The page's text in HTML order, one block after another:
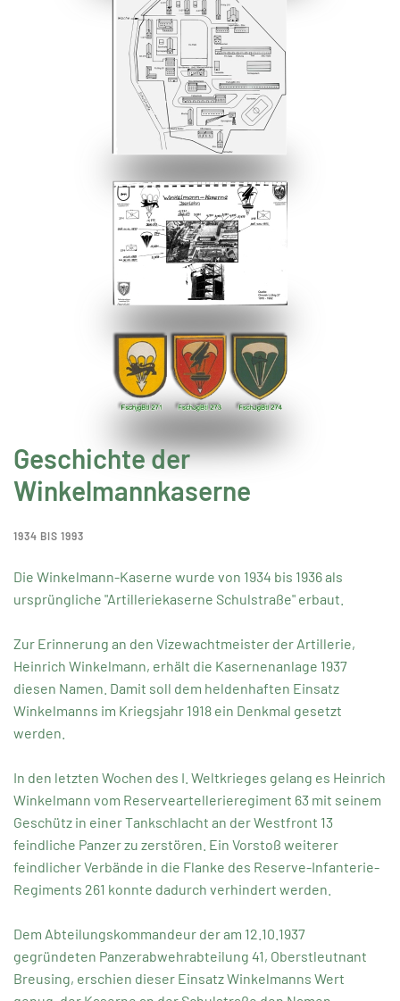
Geschichte der
Winkelmannkaserne
1934 BIS 1993
Die Winkelmann-Kaserne wurde von 1934 bis 1936 als
ursprüngliche "Artilleriekaserne Schulstraße" erbaut.
Zur Erinnerung an den Vizewachtmeister der Artillerie,
Heinrich Winkelmann, erhält die Kasernenanlage 1937
diesen Namen. Damit soll dem heldenhaften Einsatz
Winkelmanns im Kriegsjahr 1918 ein Denkmal gesetzt
werden.
In den letzten Wochen des I. Weltkrieges gelang es Heinrich
Winkelmann vom Reserveartellerieregiment 63 mit seinem
Geschütz in einer Tankschlacht an der Westfront 13
feindliche Panzer zu zerstören. Ein Vorstoß weiterer
feindlicher Verbände in die Flanke des Reserve-Infanterie-
Regiments 261 konnte dadurch verhindert werden.
Dem Abteilungskommandeur der am 12.10.1937
gegründeten Panzerabwehrabteilung 41, Oberstleutnant
Breusing, erschien dieser Einsatz Winkelmanns Wert